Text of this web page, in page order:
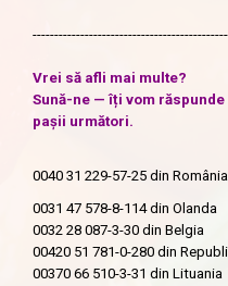
Vrei să afli mai multe?
Sună-ne — îți vom
pașii următori.
0040 31 229-57-25 din România
0031 47 578-8-114din Olanda
0032 28 087-3-30 din Belgia
00420 51 781-0-280 din
00370 66 510-3-31 din Lituania